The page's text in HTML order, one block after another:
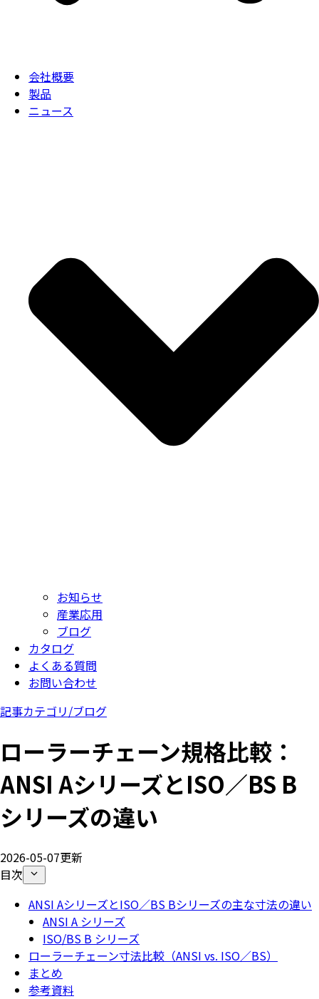
会社概要
製品
ニュース
お知らせ
産業応用
ブログ
カタログ
よくある質問
お問い合わせ
記事カテゴリ/ブログ
ローラーチェーン規格比較：
ANSI AシリーズとISO／BS B
シリーズの違い
2026-05-07更新
目次
ANSI AシリーズとISO／BS Bシリーズの主な寸法の違い
ANSI A シリーズ
ISO/BS B シリーズ
ローラーチェーン寸法比較（ANSI vs. ISO／BS）
まとめ
参考資料